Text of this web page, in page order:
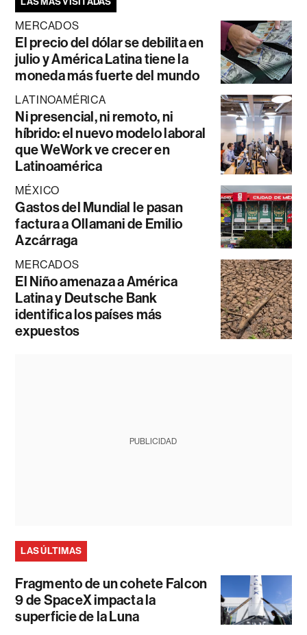
MERCADOS
El precio del dólar se debilita en
julio y América Latina tiene la
moneda más fuerte del mundo
LATINOAMÉRICA
Ni presencial, ni remoto, ni
híbrido: el nuevo modelo laboral
que WeWork ve crecer en
Latinoamérica
MÉXICO
Gastos del Mundial le pasan
factura a Ollamani de Emilio
Azcárraga
MERCADOS
El Niño amenaza a América
Latina y Deutsche Bank
identifica los países más
expuestos
PUBLICIDAD
LAS ÚLTIMAS
Fragmento de un cohete Falcon
9 de SpaceX impacta la
superficie de la Luna